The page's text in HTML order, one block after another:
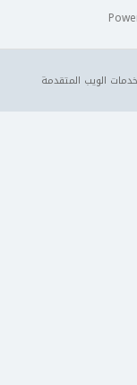
الويب المتقدمة